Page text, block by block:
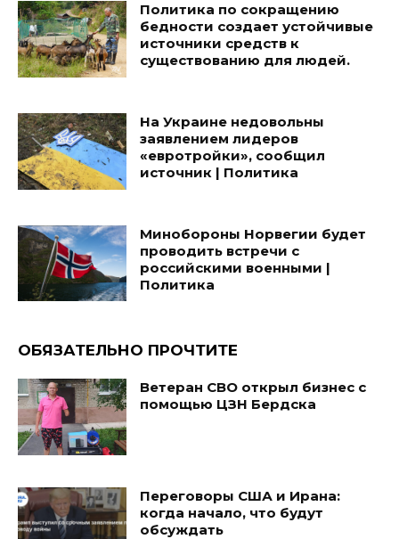
Политика по сокращению
бедности создает устойчивые
источники средств к
существованию для людей.
На Украине недовольны
заявлением лидеров
«евротройки», сообщил
источник | Политика
Минобороны Норвегии будет
проводить встречи с
российскими военными |
Политика
ОБЯЗАТЕЛЬНО ПРОЧТИТЕ
Ветеран СВО открыл бизнес с
помощью ЦЗН Бердска
Переговоры США и Ирана:
когда начало, что будут
обсуждать